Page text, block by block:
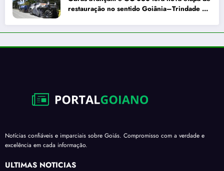
restauração no sentido Goiânia–Trindade a
Notícias confiáveis e imparciais sobre Goiás. Compromisso com a verdade e
excelência em cada informação.
ÚLTIMAS NOTÍCIAS